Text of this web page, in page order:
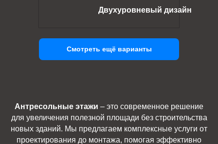
Двухуровневый дизайн
Смотреть ещё варианты
Антресольные этажи – это современное решение
для увеличения полезной площади без строительства
новых зданий. Мы предлагаем комплексные услуги от
проектирования до монтажа, помогая эффективно